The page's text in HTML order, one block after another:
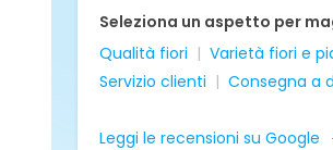
Seleziona un aspetto per
Qualità fiori
Varietà fiori e
Servizio clienti
Consegna a
Leggi le recensioni su Google